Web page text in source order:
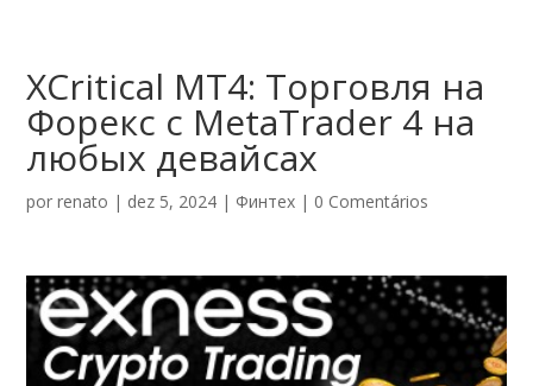
XCritical MT4: Торговля на
Форекс с MetaTrader 4 на
любых девайсах
porrenato | dez 5, 2024 | Финтех | 0 Comentários